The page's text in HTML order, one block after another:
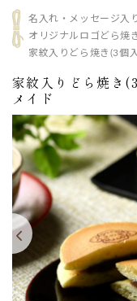
名入れ・メッセージ入
オリジナルロゴどら焼
家紋入りどら焼き(3個
家紋入りどら焼き
メイド